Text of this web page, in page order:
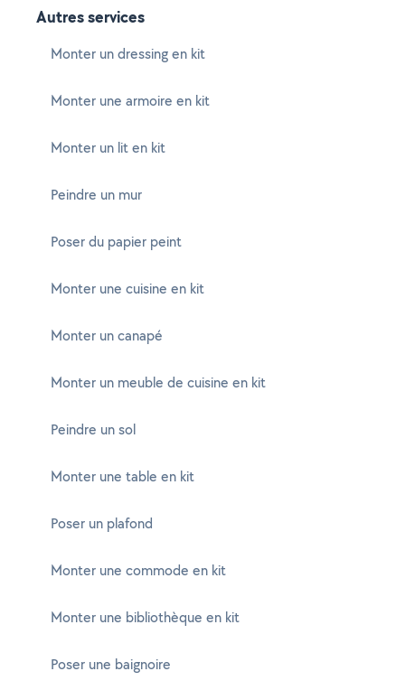
Autres services
Monter un dressing en kit
Monter une armoire en kit
Monter un lit en kit
Peindre un mur
Poser du papier peint
Monter une cuisine en kit
Monter un canapé
Monter un meuble de cuisine en kit
Peindre un sol
Monter une table en kit
Poser un plafond
Monter une commode en kit
Monter une bibliothèque en kit
Poser une baignoire